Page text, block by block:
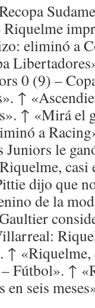
eliminó a
0 (9) –
↑
↑ «Mirá el
a
le
casi
dijo que
de la
«Riquelme,
Fútbol». ↑
seis